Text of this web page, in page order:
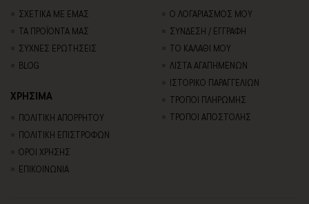
ΣΧΕΤΙΚΑ ΜΕ ΕΜΑΣ
ΤΑ ΠΡΟΪΟΝΤΑ ΜΑΣ
ΣΥΧΝΕΣ ΕΡΩΤΗΣΕΙΣ
BLOG
Ο ΛΟΓΑΡΙΑΣΜΟΣ ΜΟΥ
ΣΥΝΔΕΣΗ / ΕΓΓΡΑΦΗ
ΤΟ ΚΑΛΑΘΙ ΜΟΥ
ΛΙΣΤΑ ΑΓΑΠΗΜΕΝΩΝ
ΙΣΤΟΡΙΚΟ ΠΑΡΑΓΓΕΛΙΩΝ
ΤΡΟΠΟΙ ΠΛΗΡΩΜΗΣ
ΤΡΟΠΟΙ ΑΠΟΣΤΟΛΗΣ
ΧΡΗΣΙΜΑ
ΠΟΛΙΤΙΚΗ ΑΠΟΡΡΗΤΟΥ
ΠΟΛΙΤΙΚΗ ΕΠΙΣΤΡΟΦΩΝ
ΟΡΟΙ ΧΡΗΣΗΣ
ΕΠΙΚΟΙΝΩΝΙΑ